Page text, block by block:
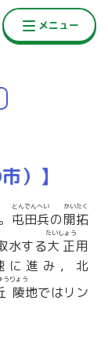
）】
屯田兵
とんでんへい
の開拓
かいたく
水する大正
たいしょう
用
に進み，北
陵
うりょう
地ではリン